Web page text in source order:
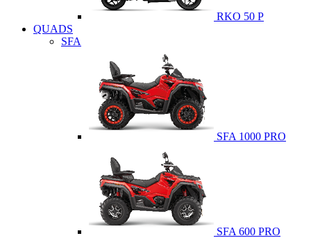
RKO 50 P
QUADS
SFA
SFA 1000 PRO
SFA 600 PRO